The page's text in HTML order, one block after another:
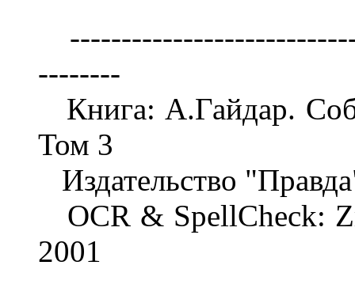
--------
Книга: А.Гайдар.
Том 3
Издательство
OCR & SpellCheck:
2001